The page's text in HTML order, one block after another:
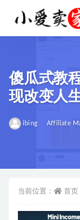
傻瓜式教
现改变人
ibing Affiliate
当前位置： 首页